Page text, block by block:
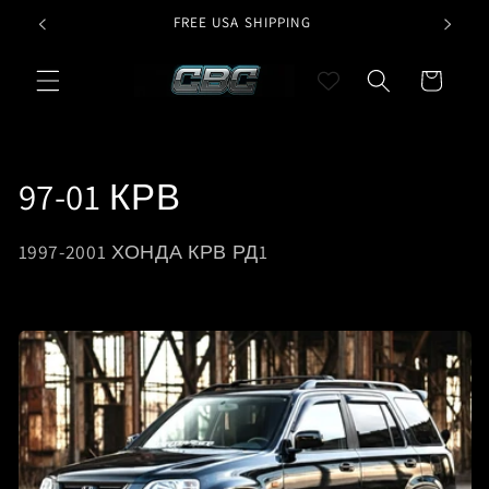
к
FREE USA SHIPPING
Корзина
К
о
л
е
к
ц
97-01 КРВ
1997-2001 ХОНДА КРВ РД1